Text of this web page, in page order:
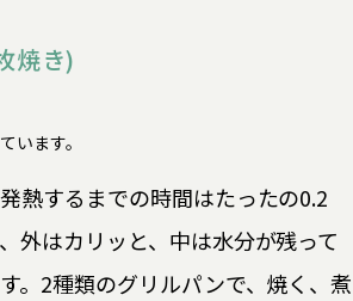
焼き)
います。
熱するまでの時間はたったの0.2
外はカリッと、中は水分が残って
。2種類のグリルパンで、焼く、煮